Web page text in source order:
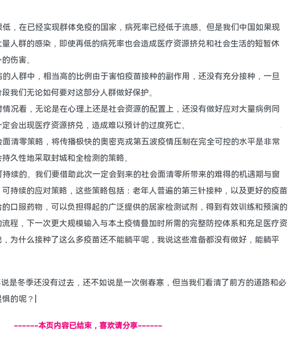
，在已经实现群体免疫的国家，病死率已经低于流感。但是我们中国如果现
人群的感染，即使再低的病死率也会造成医疗资源挤兑和社会生活的短暂休
伤害。
人群中，相当高的比例由于害怕疫苗接种的副作用，还没有充分接种，一旦
我们无论如何要对这部分人群做好保护。
况看，无论是在心理上还是社会资源的配置上，还没有做好应对大量病例同
会出现医疗资源挤兑，造成难以预计的过度死亡。
清零策略，将传播极快的奥密克戎第五波疫情压制在完全可控的水平是非常
久性地采取封城和全检测的策略。
续的。我们要借助此次一定会到来的社会面清零所带来的难得的机遇期与窗
持续的应对策略，这些策略包括：老年人普遍的第三针接种，以及更好的疫苗
口服药物，可以负担得起的广泛提供的居家检测试剂，得到有效训练和预演的
程，下一次更大规模输入与本土疫情叠加时所需的完整防控体系和充足医疗资
为什么接种了这么多疫苗还不能躺平呢，我说这些准备都没有做好，能躺平
是冬季还没有过去，还不如说是一次倒春寒，但当我们看清了前方的道路和必
的呢？|
------本页内容已结束，喜欢请分享------